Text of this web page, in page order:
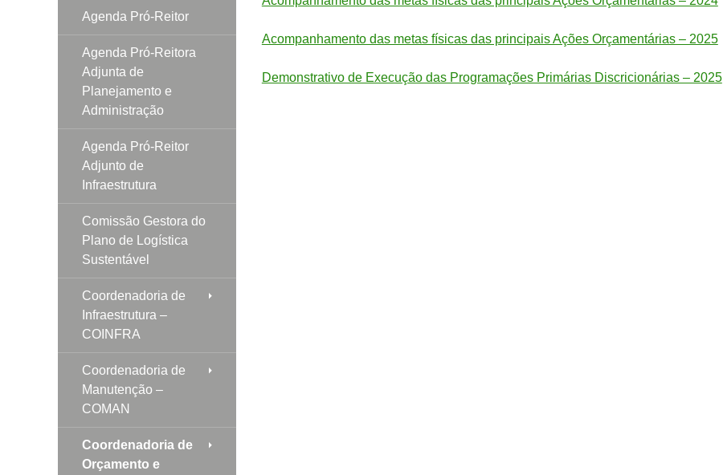
Acompanhamento das metas físicas das principais Ações Orçamentárias – 2025
Demonstrativo de Execução das Programações Primárias Discricionárias – 2025
Agenda Pró-Reitor
Agenda Pró-Reitora
Adjunta de
Planejamento e
Administração
Agenda Pró-Reitor
Adjunto de
Infraestrutura
Comissão Gestora do
Plano de Logística
Sustentável
Coordenadoria de
Infraestrutura –
COINFRA
Coordenadoria de
Manutenção –
COMAN
Coordenadoria de
Orçamento e